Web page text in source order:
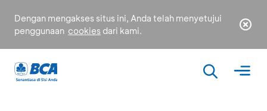
Dengan mengakses situs ini, Anda telah menyetujui
penggunaan cookies dari kami.